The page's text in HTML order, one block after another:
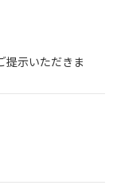
示いただきま